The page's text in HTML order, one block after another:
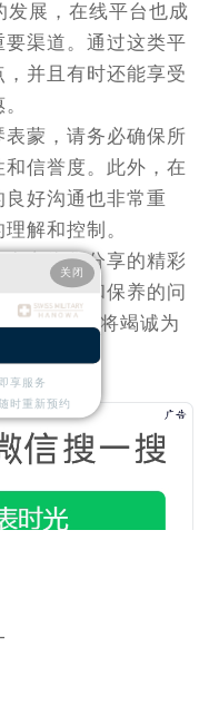
展，在线平台也成
渠道。通过这类平
并且有时还能享受
蒙，请务必确保所
信誉度。此外，在
好沟通也非常重
解和控制。
心
为您分享的精彩
表维护和保养的问
询，我们将竭诚为
关闭
享服务
时重新预约